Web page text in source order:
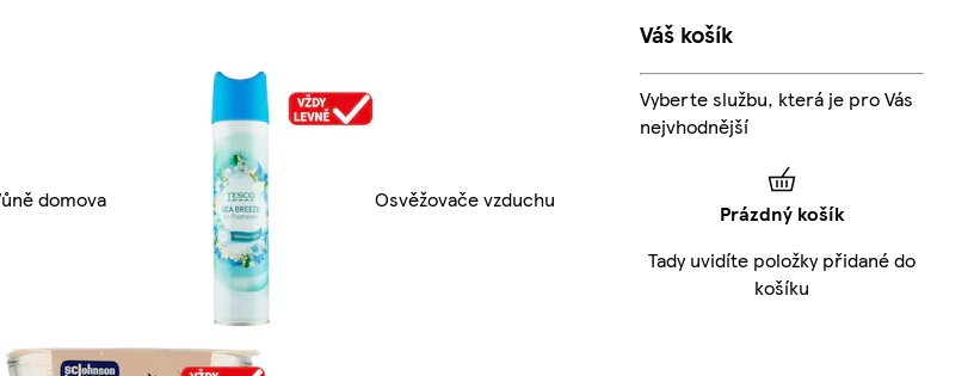
domova Osvěžovače vzduchu
Váš košík
Vyberte službu, která je pro Vás
nejvhodnější
Prázdný košík
Tady uvidíte položky přidané do
košíku